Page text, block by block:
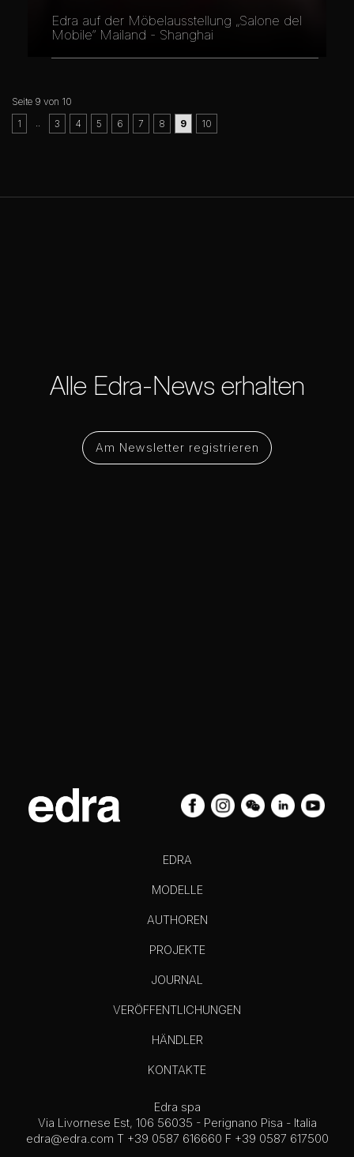
Edra auf der Möbelausstellung „Salone del
Mobile“ Mailand - Shanghai
Seite 9 von 10
1
3 4 5 6 7 8 9 10
Am Newsletter registrieren
Alle Edra-News erhalten
EDRA
MODELLE
AUTHOREN
PROJEKTE
JOURNAL
VERÖFFENTLICHUNGEN
HÄNDLER
KONTAKTE
Edra spa
Via Livornese Est, 106 56035 - Perignano Pisa - Italia
edra@edra.com T +39 0587 616660 F +39 0587 617500